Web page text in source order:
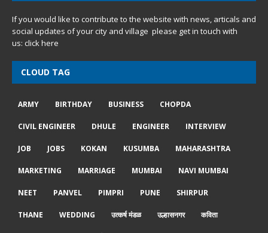
If you would like to contribute to the website with news, articals and
social updates of your city and village please get in touch with
us: click here
CLOUD TAG
ARMY BIRTHDAY BUSINESS CHOPDA
CIVIL ENGINEER DHULE ENGINEER INTERVIEW
JOB JOBS KOKAN KUSUMBA MAHARASHTRA
MARKETING MARRIAGE MUMBAI NAVI MUMBAI
NEET PANVEL PIMPRI PUNE SHIRPUR
THANE WEDDING उत्कर्ष मंडळ उल्हासनगर कविता